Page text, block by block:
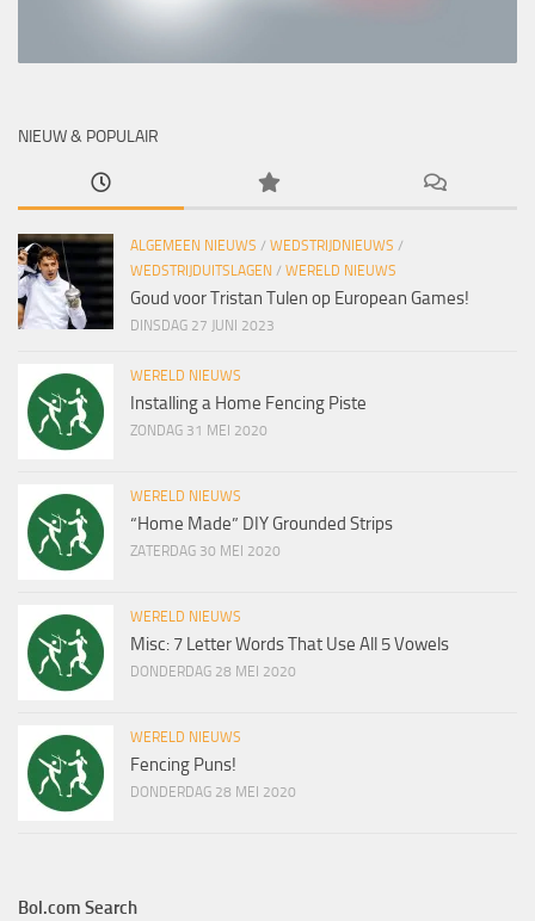
NIEUW & POPULAIR
ALGEMEEN NIEUWS / WEDSTRIJDNIEUWS /
WEDSTRIJDUITSLAGEN / WERELD NIEUWS
Goud voor Tristan Tulen op European Games!
DINSDAG 27 JUNI 2023
WERELD NIEUWS
Installing a Home Fencing Piste
ZONDAG 31 MEI 2020
WERELD NIEUWS
“Home Made” DIY Grounded Strips
ZATERDAG 30 MEI 2020
WERELD NIEUWS
Misc: 7 Letter Words That Use All 5 Vowels
DONDERDAG 28 MEI 2020
WERELD NIEUWS
Fencing Puns!
DONDERDAG 28 MEI 2020
Bol.com Search